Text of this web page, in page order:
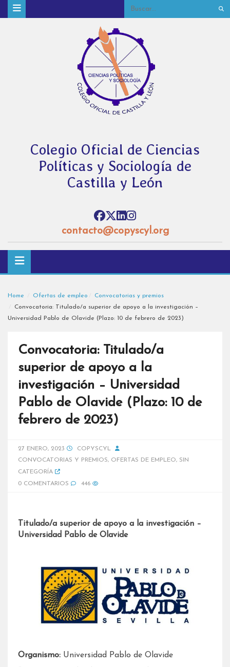
Colegio Oficial de Ciencias
Políticas y Sociología de
Castilla y León
contacto@copyscyl.org
Home Ofertas de empleo
Convocatorias y premios
Convocatoria: Titulado/a superior de apoyo a la investigación –
Universidad Pablo de Olavide (Plazo: 10 de febrero de 2023)
Convocatoria: Titulado/a
superior de apoyo a la
investigación – Universidad
Pablo de Olavide (Plazo: 10 de
febrero de 2023)
27 ENERO, 2023
COPYSCYL
CONVOCATORIAS Y PREMIOS, OFERTAS DE EMPLEO, SIN
CATEGORÍA
0 COMENTARIOS
446
Titulado/a superior de apoyo a la investigación –
Universidad Pablo de Olavide
Organismo: Universidad Pablo de Olavide